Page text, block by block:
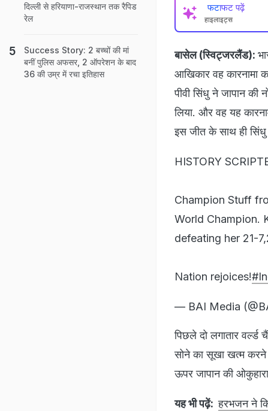
फटाफट पढ़ें
हाइलाइट्स
बासेल (स्विट्जरलैंड):
आखिकार वह कारनामा
पीवी सिंधु ने जापान की
लिया. और वह यह
इस जीत के साथ ही सिंधु
HISTORY
Champion Stuff
World Champion.
defeating her 21-
Nation rejoices!
— BAI Media
पिछले दो लगातार
सोने का सूखा खत्म करने
ऊपर जापान की
यह भी पढ़ें:हरभजन ने
दिल्ली से हरियाणा-राजस्थान तक रैपिड
रेल
Success Story: 2 बच्चों की मां
बनीं पुल‍िस अफसर, 2 ऑपरेशन के बाद
36 की उम्र में रचा इतिहास